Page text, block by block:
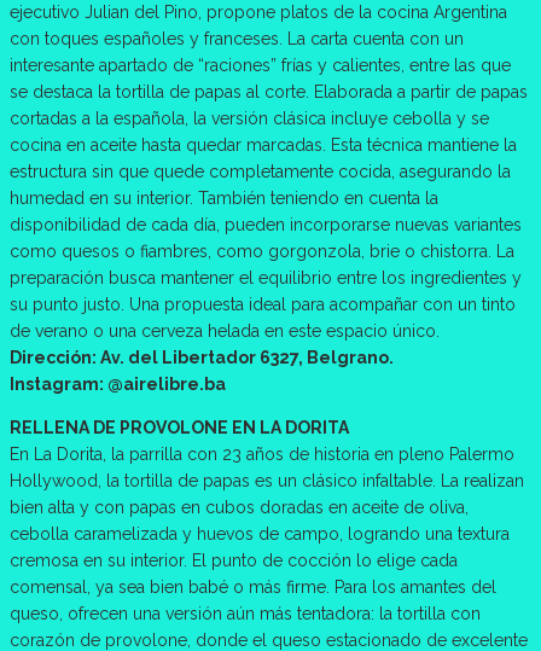
ejecutivo Julian del Pino, propone platos de la cocina Argentina
con toques españoles y franceses. La carta cuenta con un
interesante apartado de “raciones” frías y calientes, entre las que
se destaca la tortilla de papas al corte. Elaborada a partir de papas
cortadas a la española, la versión clásica incluye cebolla y se
cocina en aceite hasta quedar marcadas. Esta técnica mantiene la
estructura sin que quede completamente cocida, asegurando la
humedad en su interior. También teniendo en cuenta la
disponibilidad de cada día, pueden incorporarse nuevas variantes
como quesos o fiambres, como gorgonzola, brie o chistorra. La
preparación busca mantener el equilibrio entre los ingredientes y
su punto justo. Una propuesta ideal para acompañar con un tinto
de verano o una cerveza helada en este espacio único.
Dirección: Av. del Libertador 6327, Belgrano.
Instagram: @airelibre.ba
RELLENA DE PROVOLONE EN LA DORITA
En La Dorita, la parrilla con 23 años de historia en pleno Palermo
Hollywood, la tortilla de papas es un clásico infaltable. La realizan
bien alta y con papas en cubos doradas en aceite de oliva,
cebolla caramelizada y huevos de campo, logrando una textura
cremosa en su interior. El punto de cocción lo elige cada
comensal, ya sea bien babé o más firme. Para los amantes del
queso, ofrecen una versión aún más tentadora: la tortilla con
corazón de provolone, donde el queso estacionado de excelente